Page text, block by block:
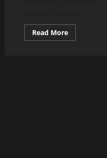
Read MoreRead
more